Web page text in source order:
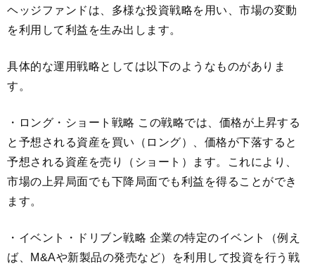
ヘッジファンドは、多様な投資戦略を用い、市場の変動
を利用して利益を生み出します。
具体的な運用戦略としては以下のようなものがありま
す。
・ロング・ショート戦略 この戦略では、価格が上昇する
と予想される資産を買い（ロング）、価格が下落すると
予想される資産を売り（ショート）ます。これにより、
市場の上昇局面でも下降局面でも利益を得ることができ
ます。
・イベント・ドリブン戦略 企業の特定のイベント（例え
ば、M&Aや新製品の発売など）を利用して投資を行う戦